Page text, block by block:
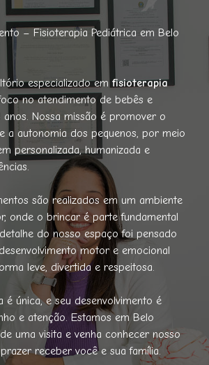
– Fisioterapia Pediátrica em Belo
especializado em fisioterapia
no atendimento de bebês e
Nossa missão é promover o
a autonomia dos pequenos, por meio
personalizada, humanizada e
são realizados em um ambiente
onde o brincar é parte fundamental
do nosso espaço foi pensado
motor e emocional
leve, divertida e respeitosa.
é única, e seu desenvolvimento é
e atenção. Estamos em Belo
uma visita e venha conhecer nosso
receber você e sua família.